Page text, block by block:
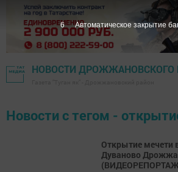
НОВОСТИ ДРОЖЖАНОВСКОГО
Новости с тегом -
Открытие мечети
Дуваново
6 Автоматическое закрытие